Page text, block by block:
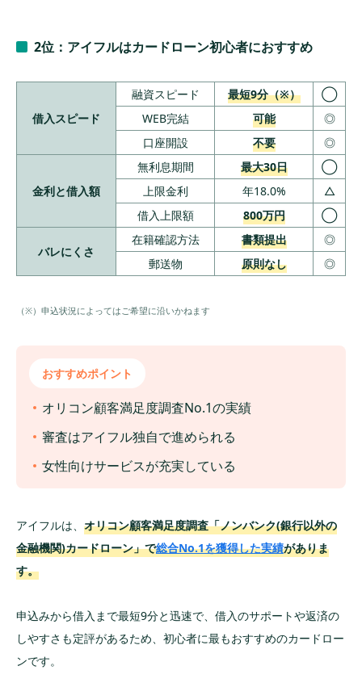
2位：アイフルはカードローン初心者におすすめ
借入スピード
融資スピード 最短9分（※）
◯
WEB完結
可能
◎
口座開設
不要 ◎
金利と借入額
無利息期間 最大30日
◯
上限金利
年18.0%
△
借入上限額
800万円 ◯
バレにくさ
在籍確認方法 書類提出
◎
郵送物
原則なし ◎
（※）申込状況によってはご希望に沿いかねます
おすすめポイント
オリコン顧客満足度調査No.1の実績
審査はアイフル独自で進められる
女性向けサービスが充実している
アイフルは、 オリコン顧客満足度調査「ノンバンク(銀行以外の
金融機関)カードローン」で総合No.1を獲得した実績がありま
す。
申込みから借入まで最短9分と迅速で、借入のサポートや返済の
しやすさも定評があるため、初心者に最もおすすめのカードロー
ンです。